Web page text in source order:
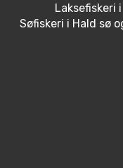
Laksefiskeri
Søfiskeri i Hald sø